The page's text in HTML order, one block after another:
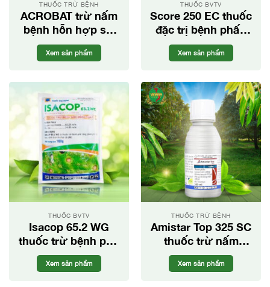
THUỐC TRỪ BỆNH
ACROBAT trừ nấm
bệnh hỗn hợp sử
dụng cho nhiều
loại cây trồng
Xem sản phẩm
THUỐC BVTV
Score 250 EC thuốc
đặc trị bệnh phấn
trắng, mốc sương
cho cây trồng.
Xem sản phẩm
THUỐC BVTV
Isacop 65.2 WG
thuốc trừ bệnh phổ
rộng
Xem sản phẩm
THUỐC TRỪ BỆNH
Amistar Top 325 SC
thuốc trừ nấm
bệnh trên cây trồng
Xem sản phẩm